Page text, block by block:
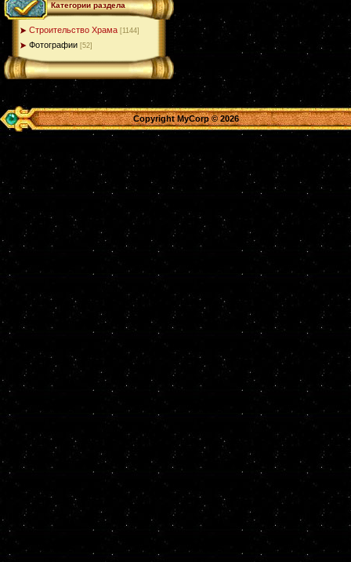
Категории раздела
Строительство Храма [1144]
Фотографии [52]
Copyright MyCorp © 2026